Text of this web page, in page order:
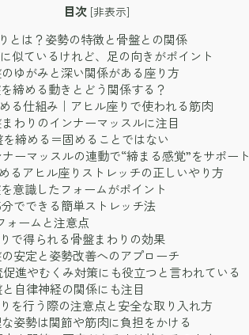
目次 [非表示]
とは？姿勢の特徴と骨盤との関係
似ているけれど、足の向きがポイント
ゆがみと深い関係がある座り方
締める動きとどう関係する？
る仕組み｜アヒル座りで使われる筋肉
わりのインナーマッスルに注目
を締める＝固めることではない
ナーマッスルの連動で“締まる感覚”をサポート
るアヒル座りストレッチの正しいやり方
意識したフォームがポイント
分でできる簡単ストレッチ法
ォームと注意点
で得られる骨盤まわりの効果
安定と姿勢改善へのアプローチ
促進やむくみ対策にも役立つと言われている
自律神経の関係にも注目
を行う際の注意点と安全な取り入れ方
姿勢は関節や筋肉に負担をかける